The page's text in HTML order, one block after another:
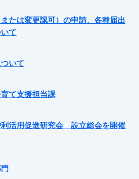
たは変更認可）の申請、各種届出
て
いて
て支援担当課
利活用促進研究会 設立総会を開催